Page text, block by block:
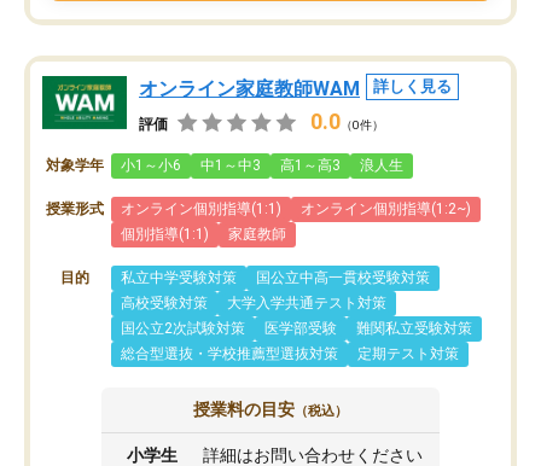
オンライン家庭教師WAM 詳しく見る
評価 0.0 （0件）
対象学年 小1～小6 中1～中3 高1～高3 浪人生
授業形式 オンライン個別指導(1:1)
オンライン個別指導(1:2~)
個別指導(1:1)
家庭教師
目的 私立中学受験対策
国公立中高一貫校受験対策
高校受験対策
大学入学共通テスト対策
国公立2次試験対策
医学部受験
難関私立受験対策
総合型選抜・学校推薦型選抜対策
定期テスト対策
授業料の目安 （税込）
小学生 詳細はお問い合わせください